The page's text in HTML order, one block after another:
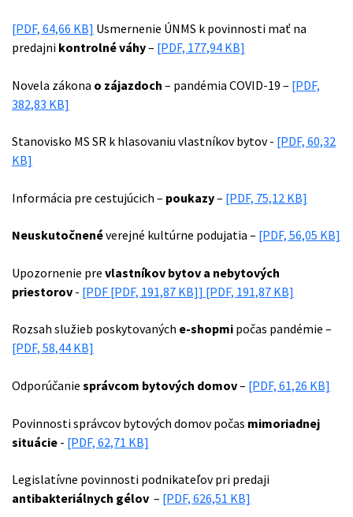
[PDF, 64,66 KB] Usmernenie ÚNMS k povinnosti mať na
predajni kontrolné váhy– [PDF, 177,94 KB]
Novela zákona o zájazdoch – pandémia COVID-19 – [PDF,
382,83 KB]
Stanovisko MS SR k hlasovaniu vlastníkov bytov - [PDF, 60,32
KB]
Informácia pre cestujúcich – poukazy– [PDF, 75,12 KB]
Neuskutočnenéverejné kultúrne podujatia – [PDF, 56,05 KB]
Upozornenie pre vlastníkov bytov a nebytových
priestorov - [PDF [PDF, 191,87 KB]] [PDF, 191,87 KB]
Rozsah služieb poskytovaných e-shopmi počas pandémie –
[PDF, 58,44 KB]
Odporúčanie správcom bytových domov– [PDF, 61,26 KB]
Povinnosti správcov bytových domov počas mimoriadnej
situácie - [PDF, 62,71 KB]
Legislatívne povinnosti podnikateľov pri predaji
antibakteriálnych gélov – [PDF, 626,51 KB]